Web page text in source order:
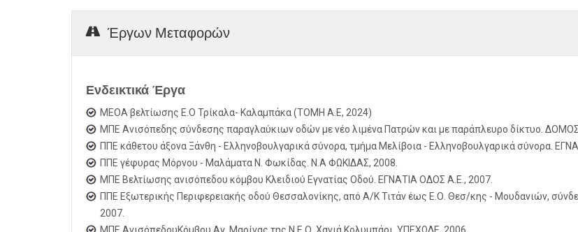
Έργων Μεταφορών
Ενδεικτικά Έργα
MEOA βελτίωσης Ε.Ο Τρίκαλα- Καλαμπάκα (TOMH A.E, 2024)
ΜΠΕ Ανισόπεδης σύνδεσης παραγλαύκιων οδών με νέο λιμένα Πατρών και με παράπλευρο δίκτυο.
ΠΠΕ κάθετου άξονα Ξάνθη - Ελληνοβουλγαρικά σύνορα, τμήμα Μελίβοια - Ελληνοβουλγαρικά σύνορα.
ΠΠΕ γέφυρας Μόρνου - Μαλάματα Ν. Φωκίδας. Ν.Α ΦΩΚΙΔΑΣ, 2008.
ΜΠΕ Βελτίωσης ανισόπεδου κόμβου Κλειδιού Εγνατίας Οδού. ΕΓΝΑΤΙΑ ΟΔΟΣ Α.Ε., 2007.
ΠΠΕ Εξωτερικής Περιφερειακής οδού Θεσσαλονίκης, από Α/Κ Τιτάν έως Ε.Ο. Θεσ/κης - Μουδανιών,
2007.